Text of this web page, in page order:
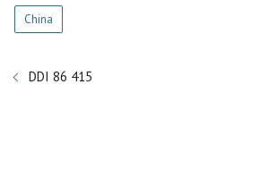
China
DDI 86 415